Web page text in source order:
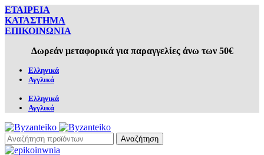
ΕΤΑΙΡΕΙΑ
ΚΑΤΑΣΤΗΜΑ
ΕΠΙΚΟΙΝΩΝΙΑ
Δωρεάν μεταφορικά για παραγγελίες άνω των 50€
Ελληνικά
Αγγλικά
Ελληνικά
Αγγλικά
Αναζήτηση